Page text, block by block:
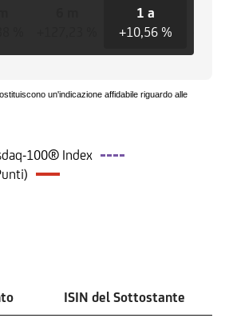
1 a
+10,56 %
un'indicazione affidabile riguardo alle
100® Index
ISIN del Sottostante